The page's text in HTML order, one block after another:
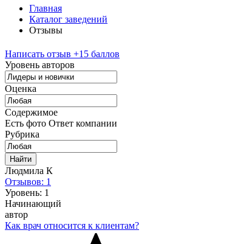
Главная
Каталог заведений
Отзывы
Написать отзыв +15 баллов
Уровень авторов
Оценка
Содержимое
Есть фото Ответ компании
Рубрика
Найти
Людмила К
Отзывов: 1
Уровень: 1
Начинающий
автор
Как врач относится к клиентам?